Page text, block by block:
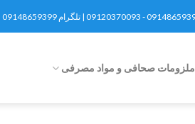
ملزومات صحافی و مواد مصرفی